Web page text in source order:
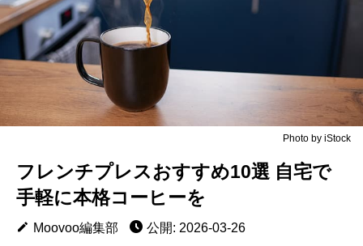
Photo by iStock
フレンチプレスおすすめ10選 自宅で
手軽に本格コーヒーを
Moovoo編集部
公開: 2026-03-26